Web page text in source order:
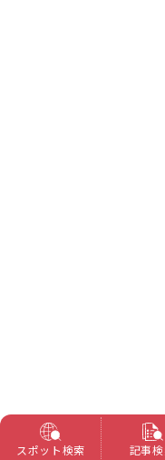
スポット検索 記事